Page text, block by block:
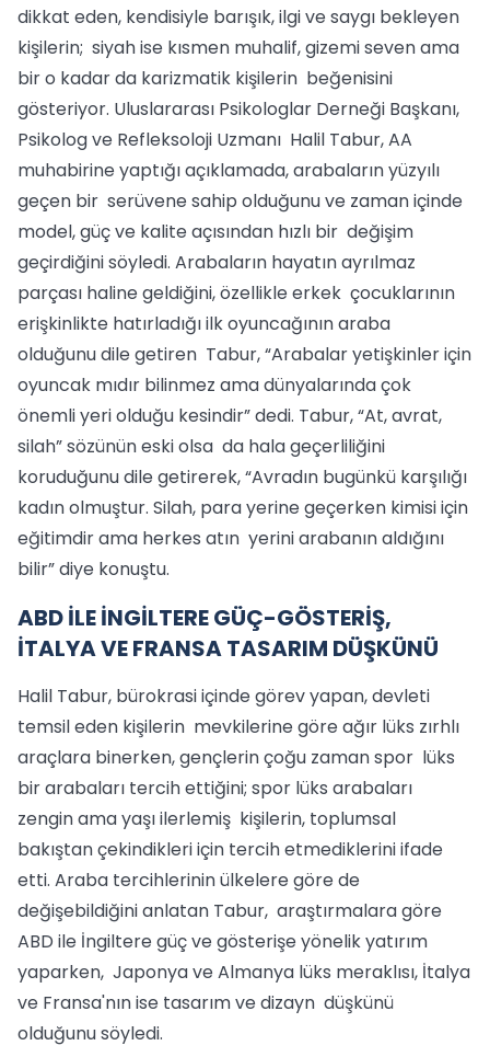
dikkat eden, kendisiyle barışık, ilgi ve saygı bekleyen
kişilerin; siyah ise kısmen muhalif, gizemi seven ama
bir o kadar da karizmatik kişilerin beğenisini
gösteriyor. Uluslararası Psikologlar Derneği Başkanı,
Psikolog ve Refleksoloji Uzmanı Halil Tabur, AA
muhabirine yaptığı açıklamada, arabaların yüzyılı
geçen bir serüvene sahip olduğunu ve zaman içinde
model, güç ve kalite açısından hızlı bir değişim
geçirdiğini söyledi. Arabaların hayatın ayrılmaz
parçası haline geldiğini, özellikle erkek çocuklarının
erişkinlikte hatırladığı ilk oyuncağının araba
olduğunu dile getiren Tabur, “Arabalar yetişkinler için
oyuncak mıdır bilinmez ama dünyalarında çok
önemli yeri olduğu kesindir” dedi. Tabur, “At, avrat,
silah” sözünün eski olsa da hala geçerliliğini
koruduğunu dile getirerek, “Avradın bugünkü karşılığı
kadın olmuştur. Silah, para yerine geçerken kimisi için
eğitimdir ama herkes atın yerini arabanın aldığını
bilir” diye konuştu.
ABD İLE İNGİLTERE GÜÇ-GÖSTERİŞ,
İTALYA VE FRANSA TASARIM DÜŞKÜNÜ
Halil Tabur, bürokrasi içinde görev yapan, devleti
temsil eden kişilerin mevkilerine göre ağır lüks zırhlı
araçlara binerken, gençlerin çoğu zaman spor lüks
bir arabaları tercih ettiğini; spor lüks arabaları
zengin ama yaşı ilerlemiş kişilerin, toplumsal
bakıştan çekindikleri için tercih etmediklerini ifade
etti. Araba tercihlerinin ülkelere göre de
değişebildiğini anlatan Tabur, araştırmalara göre
ABD ile İngiltere güç ve gösterişe yönelik yatırım
yaparken, Japonya ve Almanya lüks meraklısı, İtalya
ve Fransa'nın ise tasarım ve dizayn düşkünü
olduğunu söyledi.